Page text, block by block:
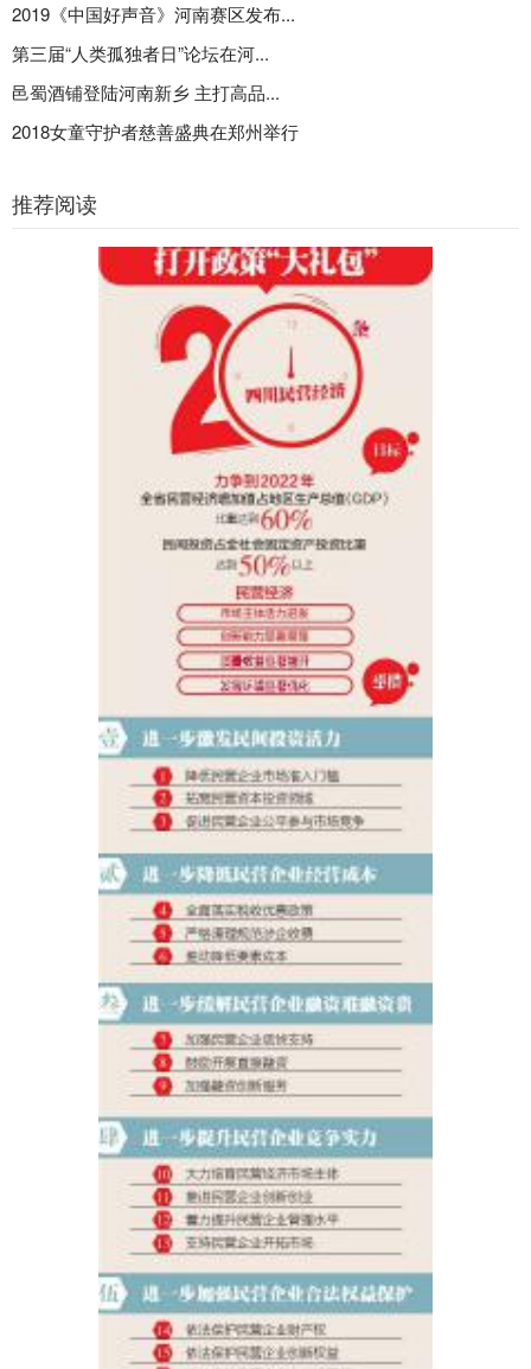
2019《中国好声音》河南赛区发布...
第三届“人类孤独者日”论坛在河...
邑蜀酒铺登陆河南新乡 主打高品...
2018女童守护者慈善盛典在郑州举行
推荐阅读